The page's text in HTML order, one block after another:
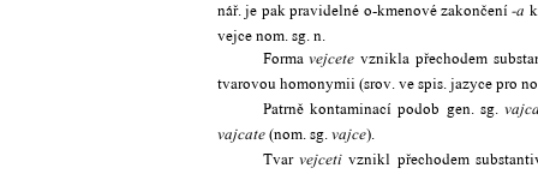
nář. je pak pravidelné o-kmenové zakončení-a
vejce nom. sg. n.
Formavejcete vznikla přechodem
tvarovou homonymii (srov. ve spis. jazyce pro
Patrně kontaminací podob gen. sg.
vajcate(nom. sg. vajce).
Tvarvejceti vznikl přechodem